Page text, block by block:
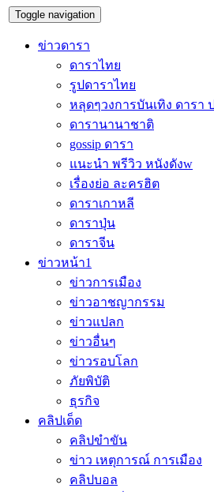
Toggle navigation
ข่าวดารา
ดาราไทย
รูปดาราไทย
หลุดๆวงการบันเทิง ดารา
ดารานานาชาติ
gossip ดารา
แนะนำ พรีวิว หนังดังw
เรื่องย่อ ละครฮิต
ดาราเกาหลี
ดาราปุ่น
ดาราจีน
ข่าวหน้า1
ข่าวการเมือง
ข่าวอาชญากรรม
ข่าวแปลก
ข่าวอื่นๆ
ข่าวรอบโลก
ภัยพิบัติ
ธุรกิจ
คลิปเด็ด
คลิปขำขัน
ข่าว เหตุการณ์ การเมือง
คลิปบอล